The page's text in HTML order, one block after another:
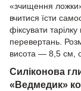
«зчищення
вчитися їсти
фіксувати
перевертань.
висота — 8,5 см,
Силіконова
«Ведмедик»